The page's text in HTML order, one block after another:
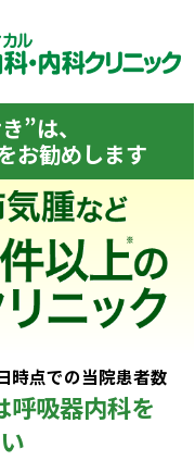
”は、
お勧めします
時点での当院患者数
呼吸器内科を